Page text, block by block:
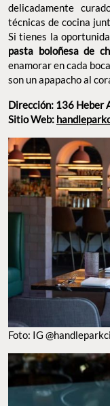
delicadamente
técnicas de cocina
Si tienes la
pasta boloñesa de
enamorar en cada
son un apapacho al
Dirección: 136 Heber
Sitio Web:
Foto: IG